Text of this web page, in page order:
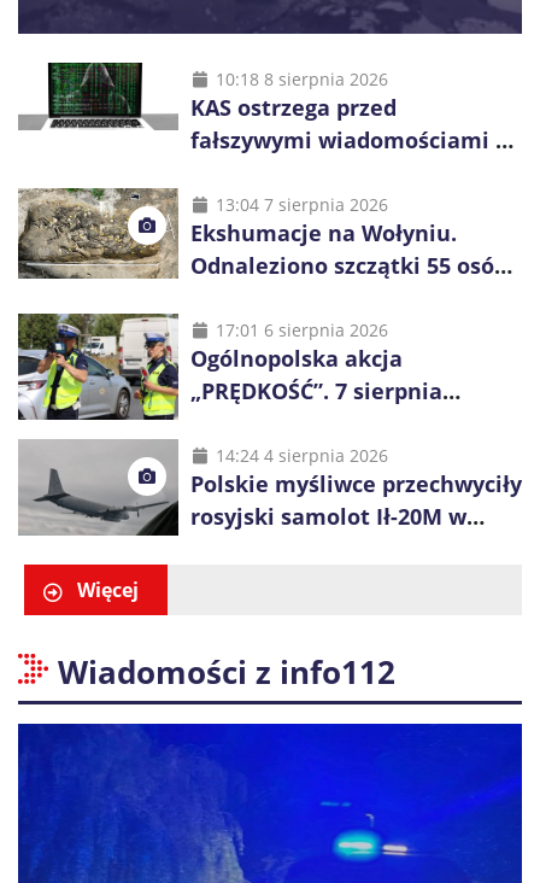
10:18 8 sierpnia 2026
KAS ostrzega przed
fałszywymi wiadomościami o
48 godzin
13:04 7 sierpnia 2026
Ekshumacje na Wołyniu.
Odnaleziono szczątki 55 osób,
17:01 6 sierpnia 2026
Ogólnopolska akcja
„PRĘDKOŚĆ”. 7 sierpnia
14:24 4 sierpnia 2026
Polskie myśliwce przechwyciły
rosyjski samolot Ił-20M w
Więcej
Wiadomości z info112